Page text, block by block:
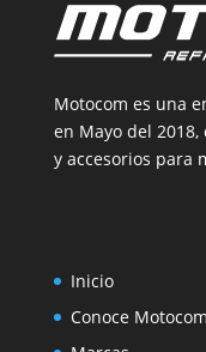
Motocom es una
en Mayo del
y accesorios para
Inicio
Conoce Motocom